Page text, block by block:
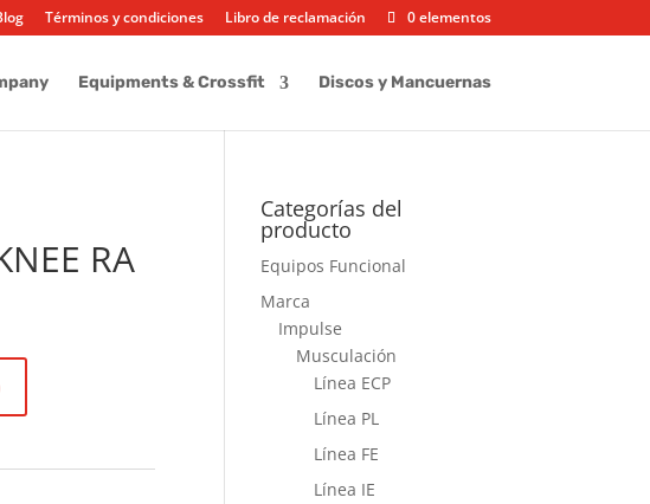
Términos y condiciones Libro de reclamación 0 elementos
Equipments & Crossfit Discos y Mancuernas
RA
Categorías del
producto
Equipos Funcional
Marca
Impulse
Musculación
Línea ECP
Línea PL
Línea FE
Línea IE